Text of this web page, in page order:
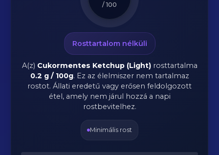
/ 100
Rosttartalom nélküli
A(z) Cukormentes Ketchup (Light)rosttartalma
0.2 g / 100g. Ez az élelmiszer nem tartalmaz
rostot. Állati eredetű vagy erősen feldolgozott
étel, amely nem járul hozzá a napi
rostbevitelhez.
Minimális rost